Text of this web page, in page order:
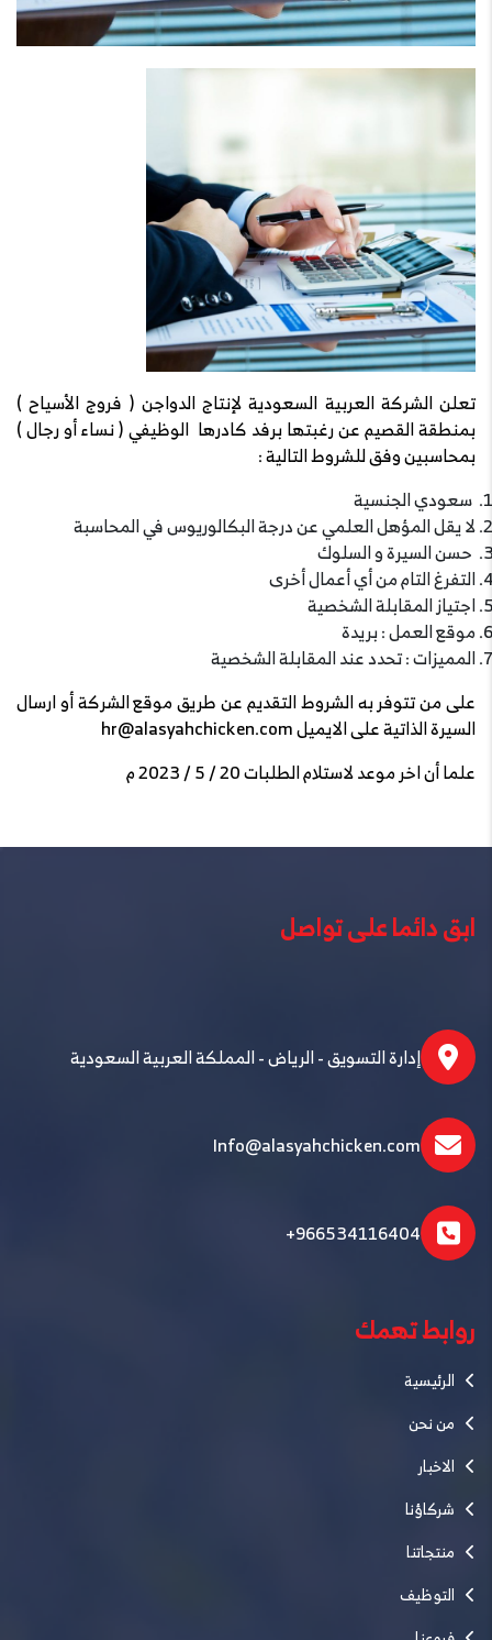
تعلن الشركة العربية السعودية لإنتاج الدواجن ( فروج الأسياح )
بمنطقة القصيم عن رغبتها برفد كادرها الوظيفي ( نساء أو رجال )
بمحاسبين وفق للشروط التالية :
سعودي الجنسية
لا يقل المؤهل العلمي عن درجة البكالوريوس في المحاسبة
حسن السيرة و السلوك
التفرغ التام من أي أعمال أخرى
اجتياز المقابلة الشخصية
موقع العمل : بريدة
المميزات : تحدد عند المقابلة الشخصية
على من تتوفر به الشروط التقديم عن طريق موقع الشركة أو ارسال
السيرة الذاتية على الايميل hr@alasyahchicken.com
علما أن اخر موعد لاستلام الطلبات 20 / 5 / 2023 م
ابق دائما على تواصل
إدارة التسويق - الرياض - المملكة العربية السعودية
Info@alasyahchicken.com
+966534116404
روابط تهمك
الرئيسية
من نحن
الاخبار
شركاؤنا
منتجاتنا
التوظيف